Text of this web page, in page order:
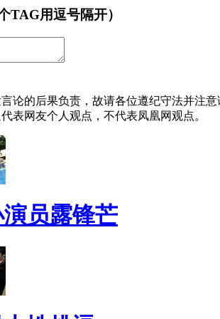
TAG用逗号隔开）
论的后果负责，故请各位遵纪守法并注意
表网友个人观点，不代表凤凰网观点。
演员露锋芒